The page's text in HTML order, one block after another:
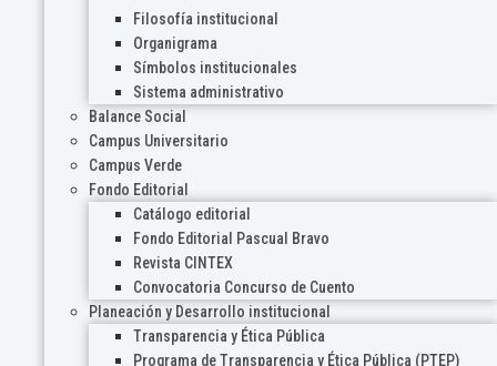
Filosofía institucional
Organigrama
Símbolos institucionales
Sistema administrativo
Balance Social
Campus Universitario
Campus Verde
Fondo Editorial
Catálogo editorial
Fondo Editorial Pascual Bravo
Revista CINTEX
Convocatoria Concurso de Cuento
Planeación y Desarrollo institucional
Transparencia y Ética Pública
Programa de Transparencia y Ética Pública (PTEP)